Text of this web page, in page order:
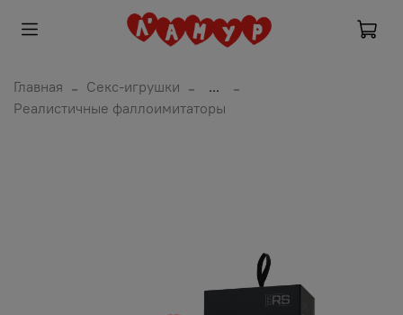
Главная Секс-игрушки
...
Реалистичные фаллоимитаторы